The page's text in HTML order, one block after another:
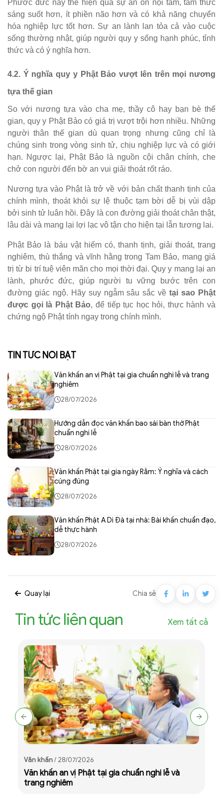
Phước đức này thể hiện qua sự an ổn nội tâm, tâm thức
sáng suốt hơn, ít phiền não hơn và có khả năng chuyển
hóa nghiệp lực tốt hơn. Sự an lành lan tỏa cả vào cuộc
sống thường nhật, giúp người quy y sống hạnh phúc, tỉnh
thức và có ý nghĩa hơn.
4.2. Ý nghĩa quy y Phật Bảo vượt lên trên mọi nương
tựa thế gian
So với nương tựa vào cha mẹ, thầy cô hay bạn bè thế
gian, quy y Phật Bảo có giá trị vượt trội hơn nhiều. Những
người thân thế gian dù quan trọng nhưng cũng chỉ là
chúng sinh trong vòng sinh tử, chịu nghiệp lực và có giới
hạn. Ngược lại, Phật Bảo là nguồn cội chân chính, che
chở con người đến bờ an vui giải thoát rốt ráo.
Nương tựa vào Phật là trở về với bản chất thanh tịnh của
chính mình, thoát khỏi sự lệ thuộc tạm bời dễ bị vùi dập
bởi sinh tử luân hồi. Đây là con đường giải thoát chân thật,
lâu dài và mang lại lợi lạc vô tận cho hiện tại lẫn tương lai.
Phật Bảo là báu vật hiếm có, thanh tịnh, giải thoát, trang
nghiêm, thù thắng và vĩnh hằng trong Tam Bảo, mang giá
trị từ bi trí tuệ viên mãn cho mọi thời đại. Quy y mang lại an
lành, phước đức, giúp người tu vững bước trên con
đường giác ngộ. Hãy suy ngẫm sâu sắc vềtại sao Phật
được gọi là Phật Bảo, để tiếp tục học hỏi, thực hành và
chứng ngộ Phật tính ngay trong chính mình.
TIN TỨC NỔI BẬT
Văn khấn an vị Phật tại gia chuẩn nghi lễ và trang
nghiêm
28/07/2026
Hướng dẫn đọc văn khấn bao sái bàn thờ Phật
chuẩn nghi lễ
28/07/2026
Văn khấn Phật tại gia ngày Rằm: Ý nghĩa và cách
cúng đúng
28/07/2026
Văn khấn Phật A Di Đà tại nhà: Bài khấn chuẩn đạo,
dễ thực hành
28/07/2026
Quay lại Chia sẻ
Tin tức liên quan Xem tất cả
Văn khấn/ 28/07/2026
Văn khấn an vị Phật tại gia chuẩn nghi lễ và
trang nghiêm